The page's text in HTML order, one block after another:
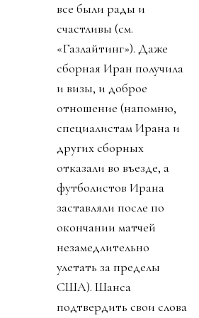
все были рады и
счастливы (см.
«Газлайтинг»). Даже
сборная Иран получила
и визы, и доброе
отношение (напомню,
специалистам Ирана и
других сборных
отказали во въезде, а
футболистов Ирана
заставляли после по
окончании матчей
незамедлительно
улетать за пределы
США). Шанса
подтвердить свои слова